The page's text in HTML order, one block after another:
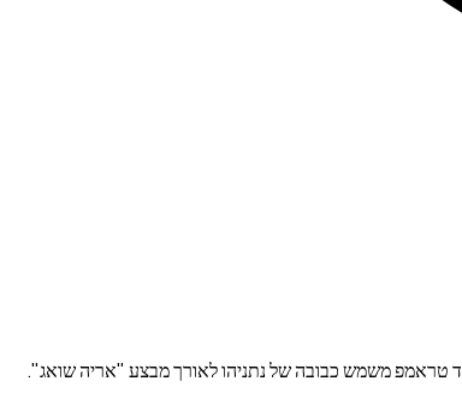
טראמפ משמש כבובה של נתניהו לאורך מבצע "אריה שואג".